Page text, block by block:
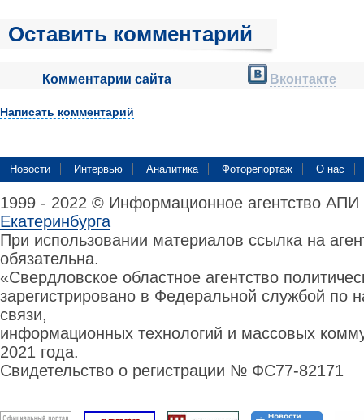
Оставить комментарий
Комментарии сайта Вконтакте
Написать комментарий
Новости Интервью Аналитика Фоторепортаж О нас
1999 - 2022 © Информационное агентство
Екатеринбурга
При использовании материалов ссылка на
обязательна.
«Свердловское областное агентство
зарегистрировано в Федеральной службой по
связи,
информационных технологий и массовых
2021 года.
Свидетельство о регистрации № ФС77-82171